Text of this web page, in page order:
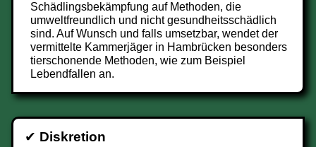
Schädlingsbekämpfung auf Methoden, die
umweltfreundlich und nicht gesundheitsschädlich
sind. Auf Wunsch und falls umsetzbar, wendet der
vermittelte Kammerjäger in Hambrücken besonders
tierschonende Methoden, wie zum Beispiel
Lebendfallen an.
✔ Diskretion